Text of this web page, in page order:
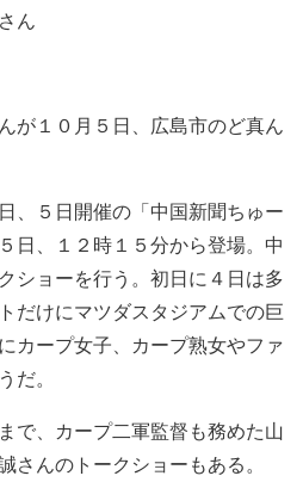
ん
が１０月５日、広島市のど真ん
、５日開催の「中国新聞ちゅー
日、１２時１５分から登場。中
ショーを行う。初日に４日は多
だけにマツダスタジアムでの巨
カープ女子、カープ熟女やファ
だ。
で、カープ二軍監督も務めた山
さんのトークショーもある。